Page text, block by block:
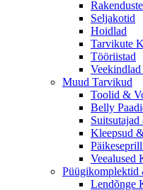
Seljakotid
Hoidlad
Tarvikute
Tööriistad
Muud Tarvikud
Toolid &
Belly
Kleepsud
Veealused
Püügikomplektid
Lendõnge